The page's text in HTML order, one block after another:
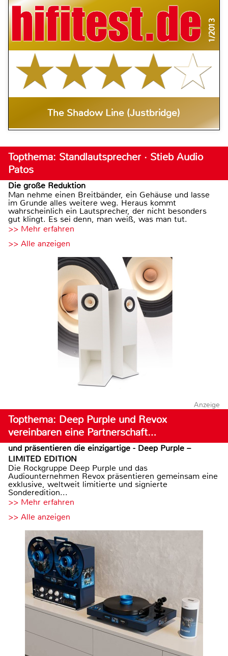
1/2013
The Shadow Line (Justbridge)
Topthema: Standlautsprecher · Stieb Audio
Patos
Die große Reduktion
Man nehme einen Breitbänder, ein Gehäuse und lasse
im Grunde alles weitere weg. Heraus kommt
wahrscheinlich ein Lautsprecher, der nicht besonders
gut klingt. Es sei denn, man weiß, was man tut.
>> Mehr erfahren
>> Alle anzeigen
Anzeige
Topthema: Deep Purple und Revox
vereinbaren eine Partnerschaft…
und präsentieren die einzigartige - Deep Purple –
LIMITED EDITION
Die Rockgruppe Deep Purple und das
Audiounternehmen Revox präsentieren gemeinsam eine
exklusive, weltweit limitierte und signierte
Sonderedition...
>> Mehr erfahren
>> Alle anzeigen